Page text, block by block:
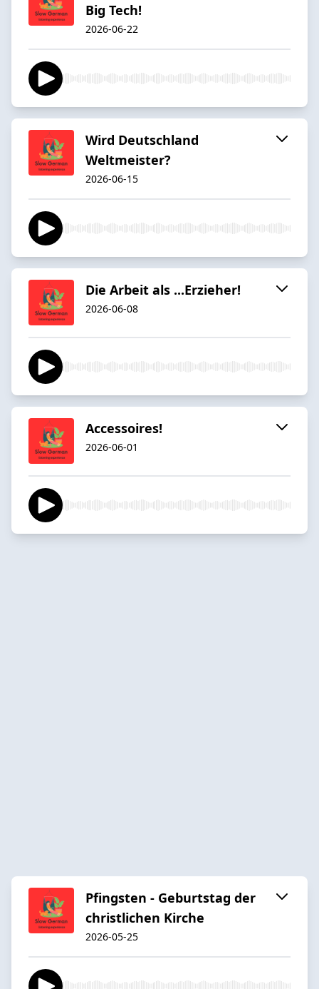
Big Tech!
2026-06-22
Wird Deutschland
Weltmeister?
2026-06-15
Die Arbeit als ...Erzieher!
2026-06-08
Accessoires!
2026-06-01
Pfingsten - Geburtstag der
christlichen Kirche
2026-05-25